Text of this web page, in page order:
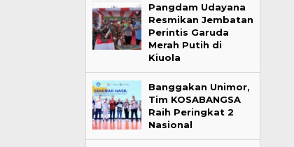
Pangdam Udayana
Resmikan Jembatan
Perintis Garuda
Merah Putih di
Kiuola
Banggakan Unimor,
Tim KOSABANGSA
Raih Peringkat 2
Nasional